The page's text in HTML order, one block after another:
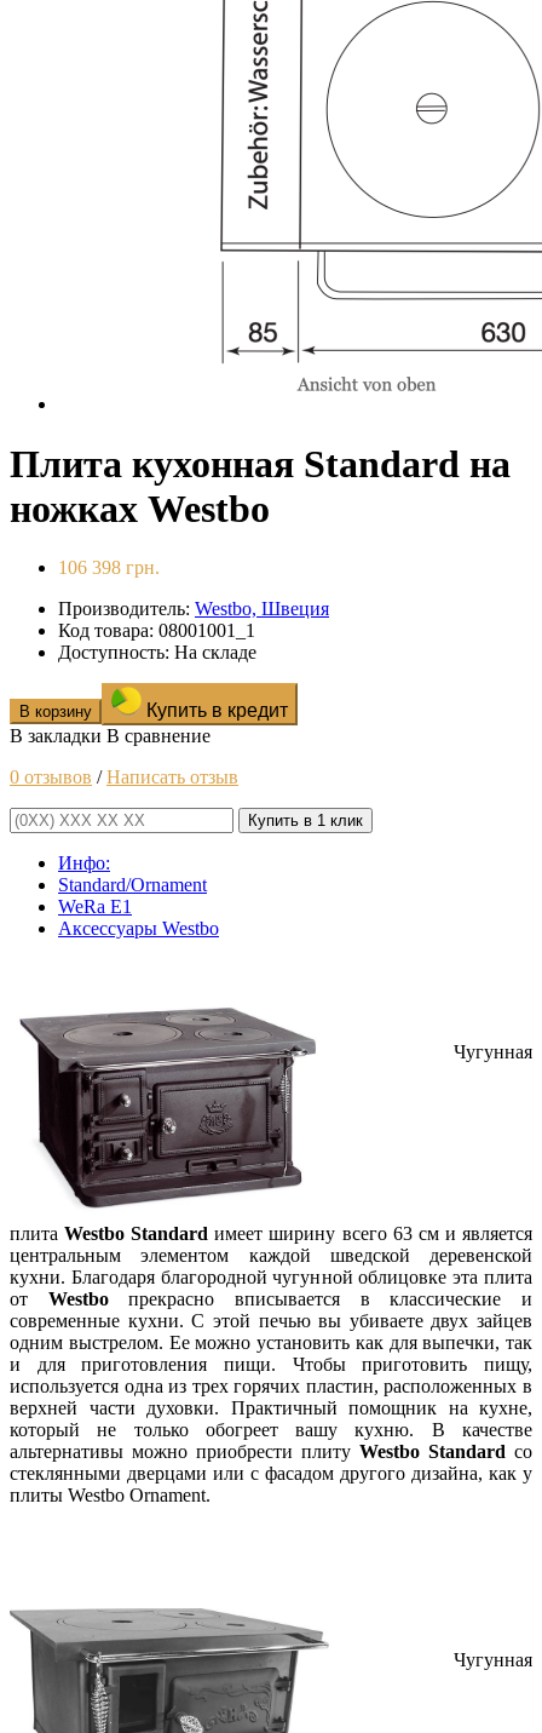
Плита кухонная Standard на
ножках Westbo
106 398 грн.
Производитель: Westbo, Швеция
Код товара: 08001001_1
Доступность: На складе
В корзину
Купить в кредит
В закладки В сравнение
0 отзывов /Написать отзыв
Купить в 1 клик
Инфо:
Standard/Ornament
WeRa E1
Аксессуары Westbo
Чугунная
плитаWestbo Standardимеет ширину всего 63 см и является
центральным элементом каждой шведской деревенской
кухни. Благодаря благородной чугунной облицовке эта плита
от Westboпрекрасно вписывается в классические и
современные кухни. С этой печью вы убиваете двух зайцев
одним выстрелом. Ее можно установить как для выпечки, так
и для приготовления пищи. Чтобы приготовить пищу,
используется одна из трех горячих пластин, расположенных в
верхней части духовки. Практичный помощник на кухне,
который не только обогреет вашу кухню. В качестве
альтернативы можно приобрести плиту Westbo Standard со
стеклянными дверцами или с фасадом другого дизайна, как у
плиты Westbo Ornament.
Чугунная